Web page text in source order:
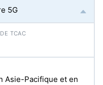
5G
Asie-Pacifique et en